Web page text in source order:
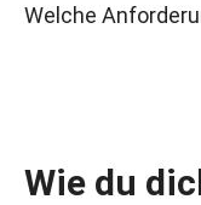
Welche
Wie du